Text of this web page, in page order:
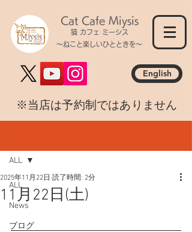
Cat Cafe Miysis
猫 カフェ ミーシス
～ねこと楽しいひとときを～
English
​※当店は予約制ではありません
ALL
News
ブログ
ALL
11月22日(土)
2025年11月22日 読了時間: 2分